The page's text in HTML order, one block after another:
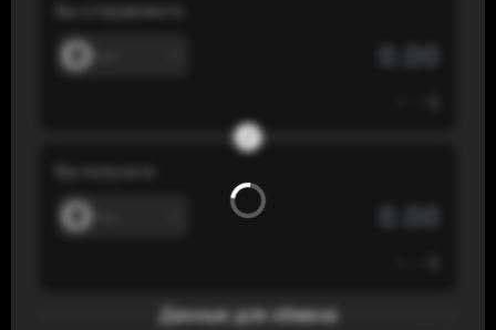
Вы отправляете
Данные для обмена